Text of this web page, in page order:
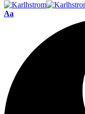
Font
Aa